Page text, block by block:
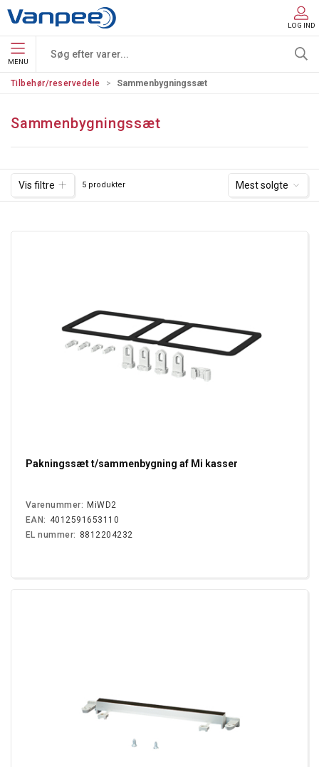
LOG IND
MENU
Tilbehør/reservedele Sammenbygningssæt
Sammenbygningssæt
Vis filtre 5 produkter Mest solgte
Pakningssæt t/sammenbygning af Mi kasser
Varenummer: MiWD2
EAN: 4012591653110
EL nummer: 8812204232